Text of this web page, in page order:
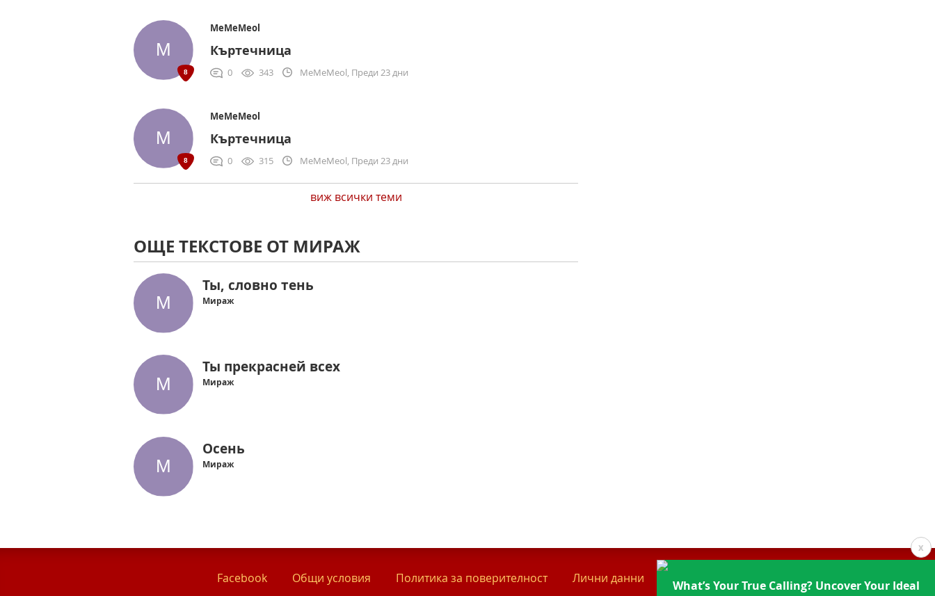
MeMeMeol
Къртечница
0 343 MeMeMeol, Преди 23 дни
MeMeMeol
Къртечница
0 315 MeMeMeol, Преди 23 дни
виж всички теми
ОЩЕ ТЕКСТОВЕ ОТ МИРАЖ
Ты, словно тень
Мираж
Ты прекрасней всех
Мираж
Осень
Мираж
x
What’s Your True Calling? Uncover Your Ideal
Facebook Общи условия Политика за поверителност Лични данни Контакти